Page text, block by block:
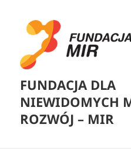
FUNDACJA DLA
NIEWIDOMYCH
ROZWÓJ – MIR